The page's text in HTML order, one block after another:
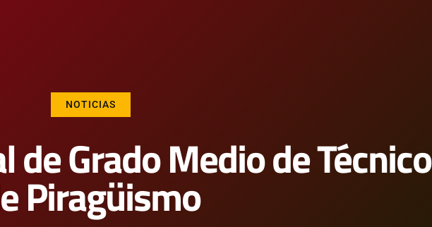
NOTICIAS
de Grado Medio de Técnico
Piragüismo